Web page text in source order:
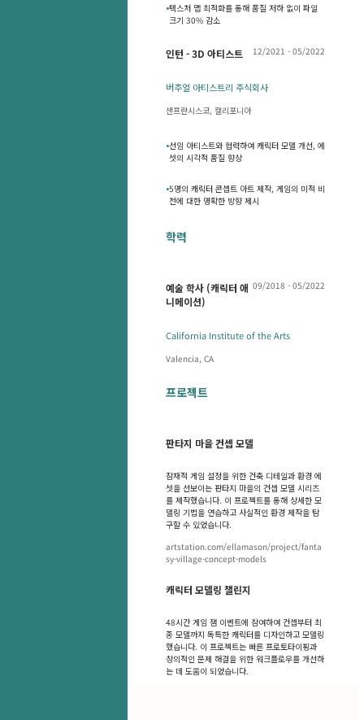
•텍스처 맵 최적화를 통해 품질 저하 없이 파일
크기 30% 감소
인턴 - 3D 아티스트 12/2021 - 05/2022
버추얼 아티스트리 주식회사
샌프란시스코, 캘리포니아
•선임 아티스트와 협력하여 캐릭터 모델 개선, 에
셋의 시각적 품질 향상
•5명의 캐릭터 콘셉트 아트 제작, 게임의 미적 비
전에 대한 명확한 방향 제시
학력
예술 학사 (캐릭터 애
니메이션)
09/2018 - 05/2022
California Institute of the Arts
Valencia, CA
프로젝트
판타지 마을 컨셉 모델
잠재적 게임 설정을 위한 건축 디테일과 환경 에
셋을 선보이는 판타지 마을의 컨셉 모델 시리즈
를 제작했습니다. 이 프로젝트를 통해 상세한 모
델링 기법을 연습하고 사실적인 환경 제작을 탐
구할 수 있었습니다.
artstation.com/ellamason/project/fanta
sy-village-concept-models
캐릭터 모델링 챌린지
48시간 게임 잼 이벤트에 참여하여 컨셉부터 최
종 모델까지 독특한 캐릭터를 디자인하고 모델링
했습니다. 이 프로젝트는 빠른 프로토타이핑과
창의적인 문제 해결을 위한 워크플로우를 개선하
는 데 도움이 되었습니다.